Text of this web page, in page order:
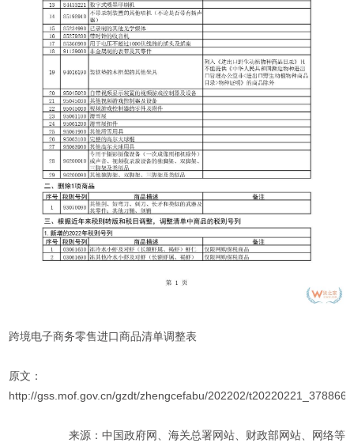
跨境电子商务零售进口商品清单调整表
原文：
http://gss.mof.gov.cn/gzdt/zhengcefabu/202202/
来源：中国政府网、海关总署网站、财政部网站、网络等